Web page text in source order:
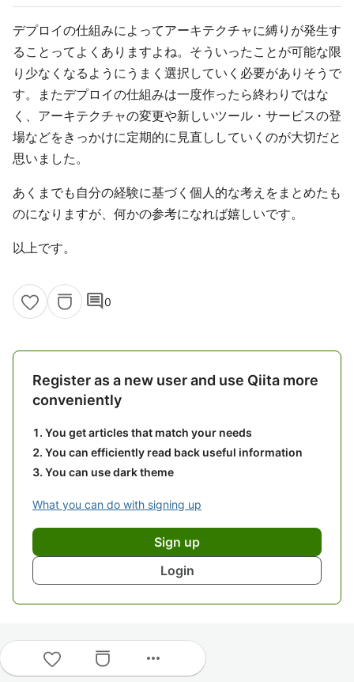
デプロイの仕組みによってアーキテクチャに縛りが発生す
ることってよくありますよね。そういったことが可能な限
り少なくなるようにうまく選択していく必要がありそうで
す。またデプロイの仕組みは一度作ったら終わりではな
く、アーキテクチャの変更や新しいツール・サービスの登
場などをきっかけに定期的に見直ししていくのが大切だと
思いました。
あくまでも自分の経験に基づく個人的な考えをまとめたも
のになりますが、何かの参考になれば嬉しいです。
以上です。
comment0
Register as a new user and use Qiita more
conveniently
You get articles that match your needs
You can efficiently read back useful information
You can use dark theme
What you can do with signing up
Sign up
Login
more_horiz